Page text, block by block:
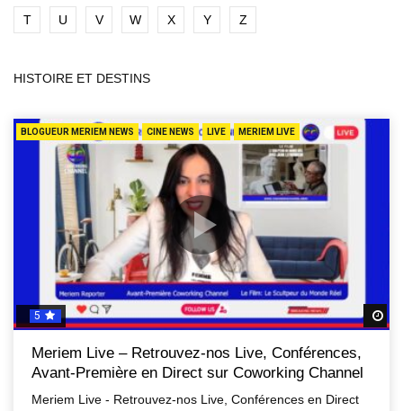
T U V W X Y Z
HISTOIRE ET DESTINS
BLOGUEUR MERIEM NEWS CINE NEWS LIVE MERIEM LIVE
5
Meriem Live – Retrouvez-nos Live, Conférences,
Avant-Première en Direct sur Coworking Channel
Meriem Live - Retrouvez-nos Live, Conférences en Direct